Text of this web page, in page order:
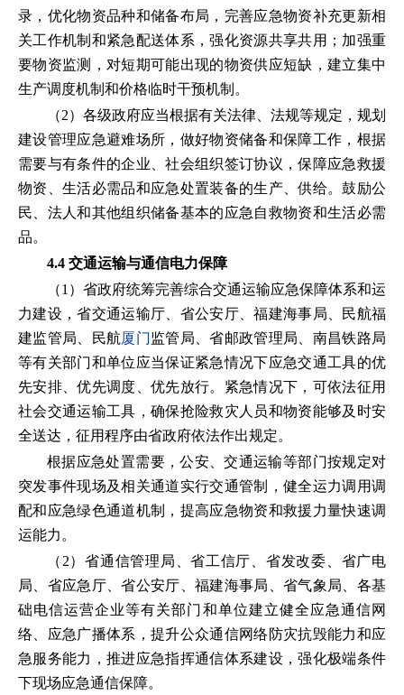
录，优化物资品种和储备布局，完善应急物资补充更新相
关工作机制和紧急配送体系，强化资源共享共用；加强重
要物资监测，对短期可能出现的物资供应短缺，建立集中
生产调度机制和价格临时干预机制。
（2）各级政府应当根据有关法律、法规等规定，规划
建设管理应急避难场所，做好物资储备和保障工作，根据
需要与有条件的企业、社会组织签订协议，保障应急救援
物资、生活必需品和应急处置装备的生产、供给。鼓励公
民、法人和其他组织储备基本的应急自救物资和生活必需
品。
4.4 交通运输与通信电力保障
（1）省政府统筹完善综合交通运输应急保障体系和运
力建设，省交通运输厅、省公安厅、福建海事局、民航福
建监管局、民航厦门监管局、省邮政管理局、南昌铁路局
等有关部门和单位应当保证紧急情况下应急交通工具的优
先安排、优先调度、优先放行。紧急情况下，可依法征用
社会交通运输工具，确保抢险救灾人员和物资能够及时安
全送达，征用程序由省政府依法作出规定。
根据应急处置需要，公安、交通运输等部门按规定对
突发事件现场及相关通道实行交通管制，健全运力调用调
配和应急绿色通道机制，提高应急物资和救援力量快速调
运能力。
（2）省通信管理局、省工信厅、省发改委、省广电
局、省应急厅、省公安厅、福建海事局、省气象局、各基
础电信运营企业等有关部门和单位建立健全应急通信网
络、应急广播体系，提升公众通信网络防灾抗毁能力和应
急服务能力，推进应急指挥通信体系建设，强化极端条件
下现场应急通信保障。